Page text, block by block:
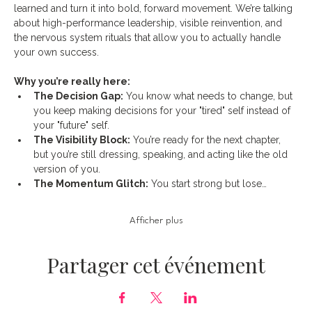
learned and turn it into bold, forward movement. We’re talking
about high-performance leadership, visible reinvention, and
the nervous system rituals that allow you to actually handle
your own success.
Why you’re really here:
The Decision Gap: You know what needs to change, but
you keep making decisions for your "tired" self instead of
your "future" self.
The Visibility Block: You’re ready for the next chapter,
but you’re still dressing, speaking, and acting like the old
version of you.
The Momentum Glitch: You start strong but lose…
Afficher plus
Partager cet événement